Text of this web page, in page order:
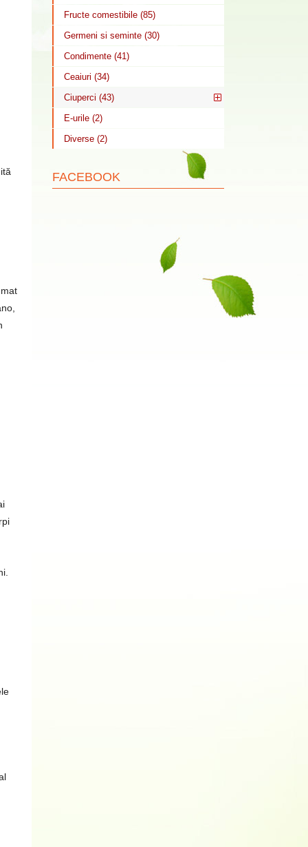
Fructe comestibile (85)
Germeni si seminte (30)
Condimente (41)
Ceaiuri (34)
Ciuperci (43)
E-urile (2)
Diverse (2)
FACEBOOK